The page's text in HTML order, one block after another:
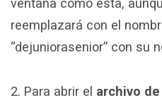
ventana como esta,
reemplazará con el
“dejuniorasenior” con su
2. Para abrir el archivo